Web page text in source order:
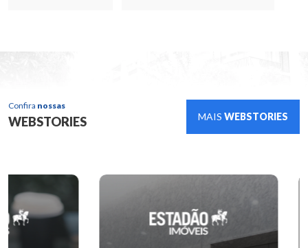
Confira nossas
WEBSTORIES MAIS WEBSTORIES